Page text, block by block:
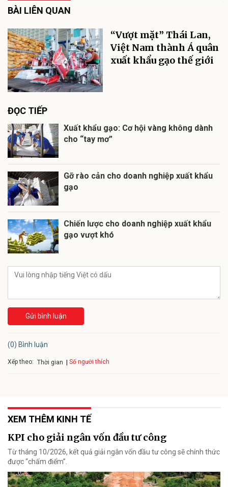
BÀI LIÊN QUAN
“Vượt mặt” Thái Lan,
Việt Nam thành Á quân
xuất khẩu gạo thế giới
ĐỌC TIẾP
Xuất khẩu gạo: Cơ hội vàng không dành
cho “tay mơ”
Gỡ rào cản cho doanh nghiệp xuất khẩu
gạo
Chiến lược cho doanh nghiệp xuất khẩu
gạo vượt khó
Gửi bình luận
(0) Bình luận
Xếp theo: Thời gian Số người thích
XEM THÊM KINH TẾ
KPI cho giải ngân vốn đầu tư công
Từ tháng 10/2026, kết quả giải ngân vốn đầu tư công sẽ chính thức
được “chấm điểm”.